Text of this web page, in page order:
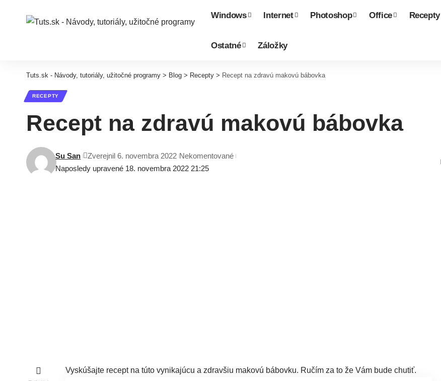
Windows Internet Photoshop Office Recepty
Ostatné Záložky
Tuts.sk - Návody, tutoriály, užitočné programy > Blog > Recepty > Recept na zdravú makovú bábovka
RECEPTY
Recept na zdravú makovú bábovka
Naposledy upravené 18. novembra 2022 21:25
Su San Zverejnil 6. novembra 2022 Nekomentované
Vyskúšajte recept na túto vynikajúcu a zdravšiu makovú bábovku. Ručím za to že Vám bude chutiť.